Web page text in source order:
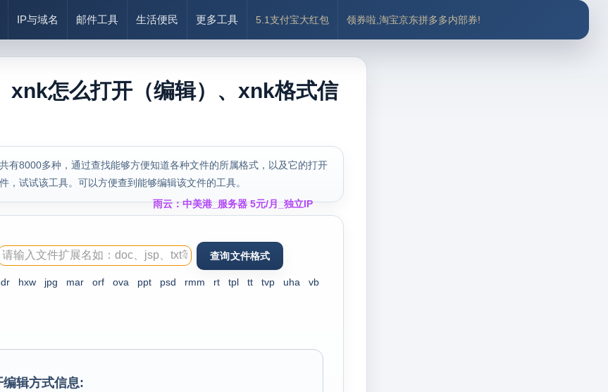
IP与域名 邮件工具 生活便民 更多工具 5.1支付宝大红包 领券啦,淘宝京东拼多多内部券!
xnk怎么打开（编辑）、xnk格式信
有8000多种，通过查找能够方便知道各种文件的所属格式，以及它的打开
，试试该工具。可以方便查到能够编辑该文件的工具。
雨云：中美港_服务器 5元/月_独立IP
hxw jpg mar orf ova ppt psd rmm rt tpl tt tvp uha
vb
辑方式信息: